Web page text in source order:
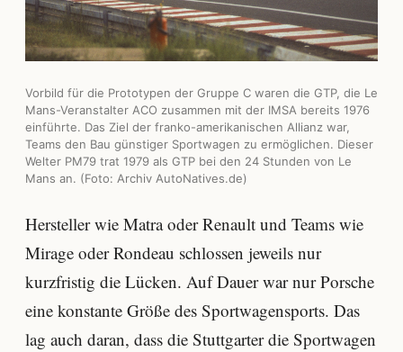
Vorbild für die Prototypen der Gruppe C waren die GTP, die Le
Mans-Veranstalter ACO zusammen mit der IMSA bereits 1976
einführte. Das Ziel der franko-amerikanischen Allianz war,
Teams den Bau günstiger Sportwagen zu ermöglichen. Dieser
Welter PM79 trat 1979 als GTP bei den 24 Stunden von Le
Mans an. (Foto: Archiv AutoNatives.de)
Hersteller wie Matra oder Renault und Teams wie
Mirage oder Rondeau schlossen jeweils nur
kurzfristig die Lücken. Auf Dauer war nur Porsche
eine konstante Größe des Sportwagensports. Das
lag auch daran, dass die Stuttgarter die Sportwagen